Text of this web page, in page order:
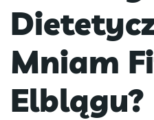
Mniam
Elblągu?